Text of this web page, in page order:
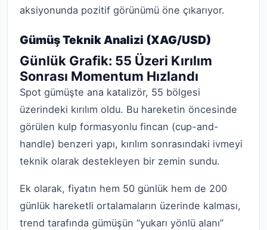
aksiyonunda pozitif görünümü öne çıkarıyor.
Gümüş Teknik Analizi (XAG/USD)
Günlük Grafik: 55 Üzeri Kırılım
Sonrası Momentum Hızlandı
Spot gümüşte ana katalizör, 55 bölgesi
üzerindeki kırılım oldu. Bu hareketin öncesinde
görülen kulp formasyonlu fincan (cup-and-
handle) benzeri yapı, kırılım sonrasındaki ivmeyi
teknik olarak destekleyen bir zemin sundu.
Ek olarak, fiyatın hem 50 günlük hem de 200
günlük hareketli ortalamaların üzerinde kalması,
trend tarafında gümüşün “yukarı yönlü alanı”